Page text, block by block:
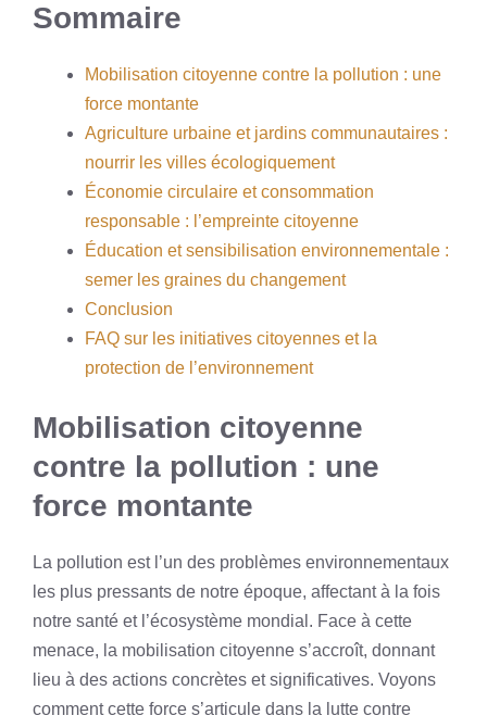
Sommaire
Mobilisation citoyenne contre la pollution : une
force montante
Agriculture urbaine et jardins communautaires :
nourrir les villes écologiquement
Économie circulaire et consommation
responsable : l’empreinte citoyenne
Éducation et sensibilisation environnementale :
semer les graines du changement
Conclusion
FAQ sur les initiatives citoyennes et la
protection de l’environnement
Mobilisation citoyenne
contre la pollution : une
force montante
La pollution est l’un des problèmes environnementaux
les plus pressants de notre époque, affectant à la fois
notre santé et l’écosystème mondial. Face à cette
menace, la mobilisation citoyenne s’accroît, donnant
lieu à des actions concrètes et significatives. Voyons
comment cette force s’articule dans la lutte contre